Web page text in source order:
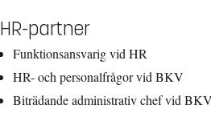
HR-partner
Funktionsansvarig vid HR
HR- och personalfrågor vid BKV
Biträdande administrativ chef vid